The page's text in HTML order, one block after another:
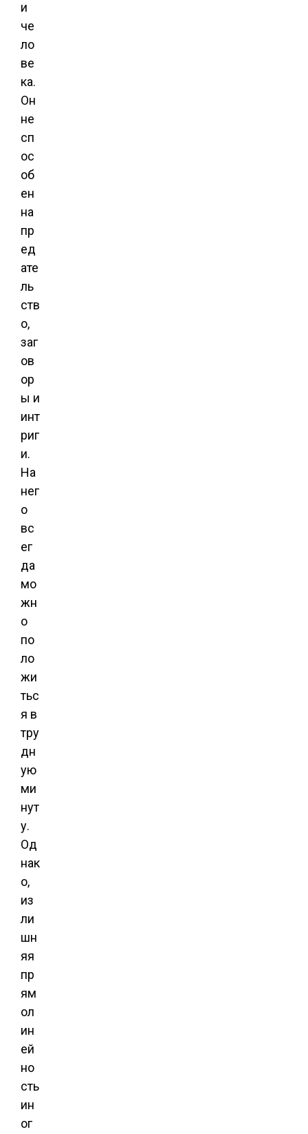
и
че
ло
ве
ка.
Он
не
сп
ос
об
ен
на
пр
ед
ате
ль
ств
о,
заг
ов
ор
ы и
инт
риг
и.
На
нег
о
вс
ег
да
мо
жн
о
по
ло
жи
тьс
я в
тру
дн
ую
ми
нут
у.
Од
нак
о,
из
ли
шн
яя
пр
ям
ол
ин
ей
но
сть
ин
ог